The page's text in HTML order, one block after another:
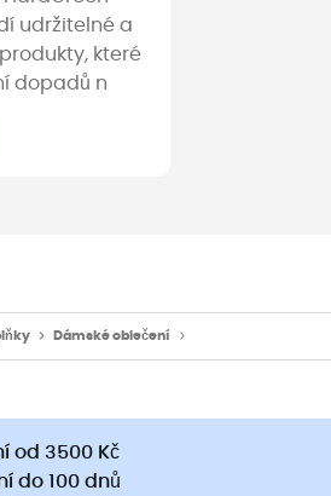
udržitelné a
které
dopadů n
Dámské oblečení
od 3500 Kč
do 100 dnů